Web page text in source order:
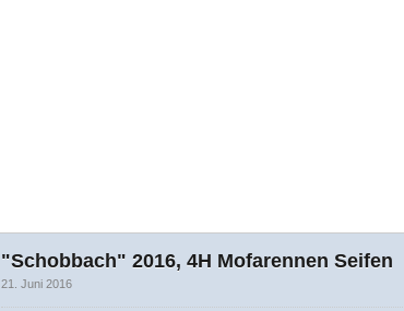
"Schobbach" 2016, 4H Mofarennen Seifen
21. Juni 2016